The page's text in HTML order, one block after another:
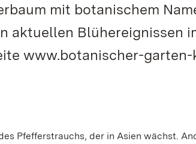
mit botanischem
aktuellen Blühereignissen
www.botanischer-garten-
Pfefferstrauchs, der in Asien wächst.